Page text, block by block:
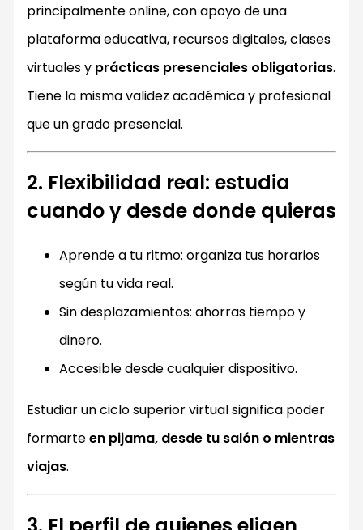
principalmente online, con apoyo de una
plataforma educativa, recursos digitales, clases
virtuales y prácticas presenciales obligatorias.
Tiene la misma validez académica y profesional
que un grado presencial.
2. Flexibilidad real: estudia
cuando y desde donde quieras
Aprende a tu ritmo: organiza tus horarios
según tu vida real.
Sin desplazamientos: ahorras tiempo y
dinero.
Accesible desde cualquier dispositivo.
Estudiar un ciclo superior virtual significa poder
formarteen pijama, desde tu salón o mientras
viajas.